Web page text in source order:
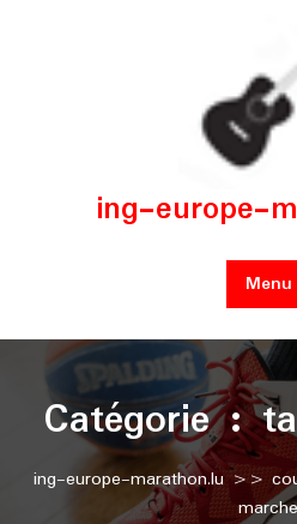
ing-europe-
Menu
Catégorie :
ing-europe-marathon.lu>>
marche